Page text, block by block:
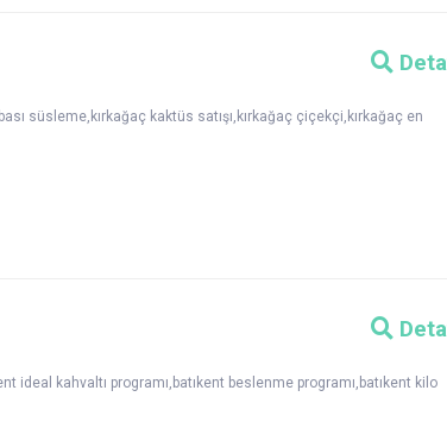
süsleme,kırkağaç kaktüs satışı,kırkağaç çiçekçi,kırkağaç en
ideal kahvaltı programı,batıkent beslenme programı,batıkent kilo